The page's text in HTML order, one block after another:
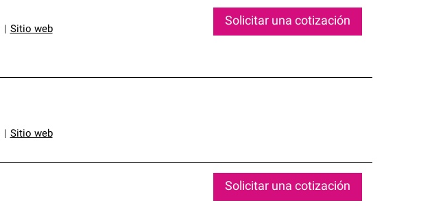
Sitio web
Solicitar una cotización
Sitio web
Solicitar una cotización